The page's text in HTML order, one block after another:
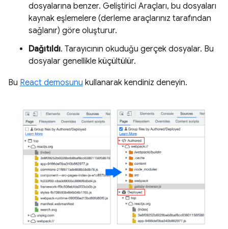
dosyalarına benzer. Geliştirici Araçları, bu dosyaları
kaynak eşlemelere (derleme araçlarınız tarafından
sağlanır) göre oluşturur.
Dağıtıldı. Tarayıcının okuduğu gerçek dosyalar. Bu
dosyalar genellikle küçültülür.
Bu React demosunu kullanarak kendiniz deneyin.